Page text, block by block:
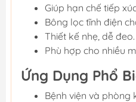
Giúp hạn chế tiếp
Bông lọc tĩnh điện
Thiết kế nhẹ, dễ đeo.
Phù hợp cho nhiều
Ứng Dụng Phổ
Bệnh viện và phòng